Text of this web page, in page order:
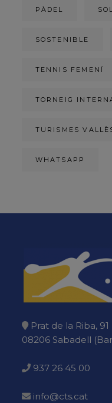
PÀDEL
SOSTENIBLE
TENNIS FEMENÍ
TORNEIG
TURISMES
WHATSAPP
Prat de la Riba, 91
08206 Sabadell
937 26 45 00
info@cts.cat